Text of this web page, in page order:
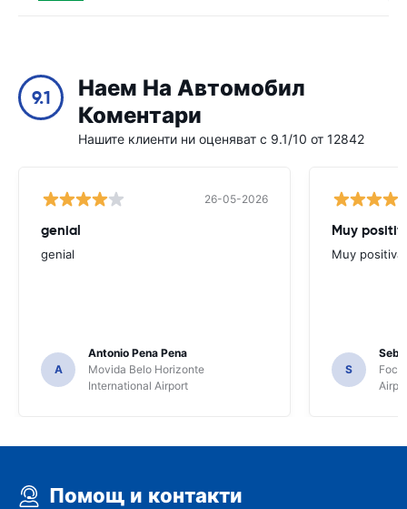
9.1
Наем На Автомобил
Коментари
Нашите клиенти ни оценяват с 9.1/10 от 12842
26-05-2026
genial
genial
A
Antonio Pena Pena
Movida Belo Horizonte
International Airport
Muy
Muy positiva
S
Foco
Помощ и контакти